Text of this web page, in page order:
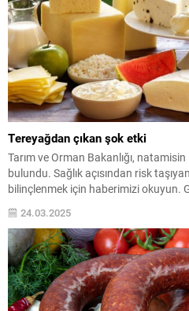
Tereyağdan çıkan şok etki
Tarım ve Orman Bakanlığı,
bulundu. Sağlık açısından risk
bilinçlenmek için haberimizi okuyun.
24.03.2025